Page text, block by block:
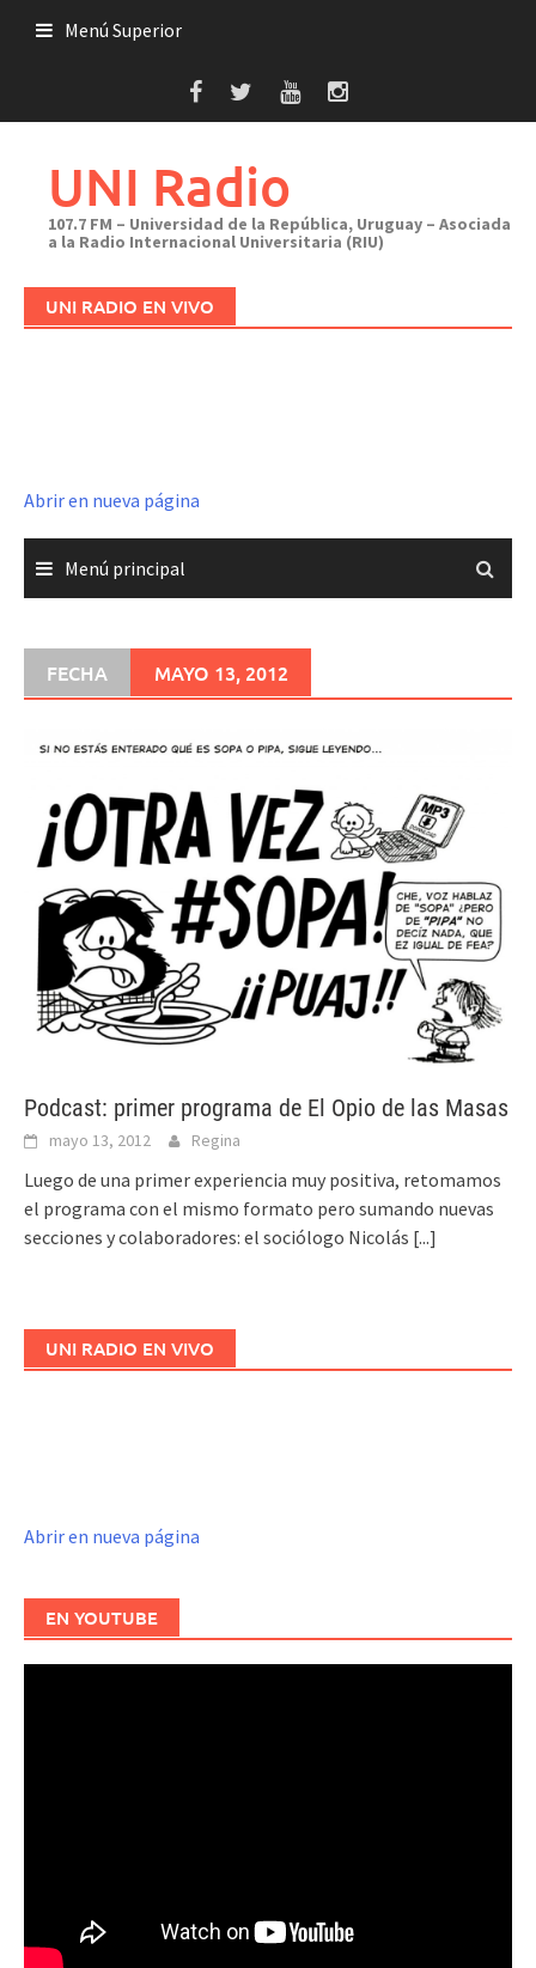
Menú Superior
UNI Radio
107.7 FM – Universidad de la República, Uruguay – Asociada
a la Radio Internacional Universitaria (RIU)
UNI RADIO EN VIVO
Abrir en nueva página
Menú principal
FECHA MAYO 13, 2012
Podcast: primer programa de El Opio de las Masas
mayo 13, 2012 Regina
Luego de una primer experiencia muy positiva, retomamos
el programa con el mismo formato pero sumando nuevas
secciones y colaboradores: el sociólogo Nicolás [...]
UNI RADIO EN VIVO
Abrir en nueva página
EN YOUTUBE